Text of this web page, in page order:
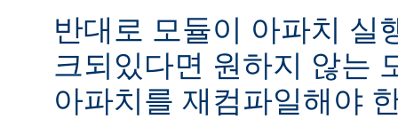
반대로 모듈이 아파치 실
크되있다면 원하지 않는
아파치를 재컴파일해야